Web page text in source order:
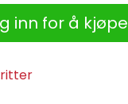
inn for å kjøpe